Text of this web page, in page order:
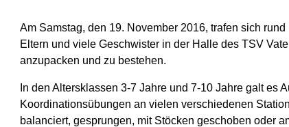
Am Samstag, den 19. November 2016, trafen sich
Eltern und viele Geschwister in der Halle des TSV
anzupacken und zu bestehen.
In den Altersklassen 3-7 Jahre und 7-10 Jahre galt es
Koordinationsübungen an vielen verschiedenen
balanciert, gesprungen, mit Stöcken geschoben oder